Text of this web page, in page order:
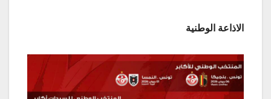
الاذاعة الوطنية